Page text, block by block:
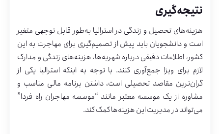
نتیجه‌گیری
هزینه‌هایتحصیل و زندگی دراسترالیا به‌طور قابل توجهی متغیر
است و دانشجویان باید پیشازتصمیم‌گیری برای مهاجرت به این
کشور، اطلاعاتدقیقیدرباره شهریه‌ها، هزینه‌های زندگی و مدارک
لازم برای ویزا جمع‌آوری کنند. باتوجه به اینکهاسترالیا یکی از
گران‌ترین مقاصد تحصیلی است،داشتن برنامه مالی مناسب و
مشاوره از یک موسسه معتبر مانند “موسسه مهاجران راه فردا”
می‌توانددرمدیریتاینهزینه‌هاکمککند.